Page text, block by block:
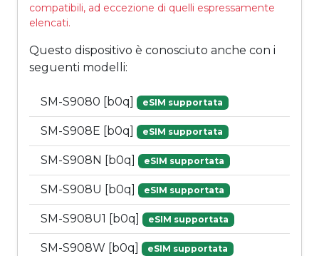
compatibili, ad eccezione di quelli espressamente
elencati.
Questo dispositivo è conosciuto anche con i
seguenti modelli:
SM-S9080 [b0q] eSIM supportata
SM-S908E [b0q] eSIM supportata
SM-S908N [b0q] eSIM supportata
SM-S908U [b0q] eSIM supportata
SM-S908U1 [b0q] eSIM supportata
SM-S908W [b0q] eSIM supportata